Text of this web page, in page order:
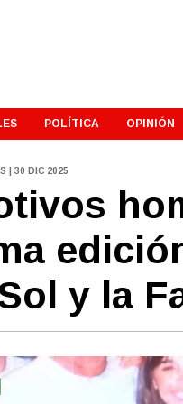
POLÍTICA OPINIÓN
| 30 DIC 2025
y la